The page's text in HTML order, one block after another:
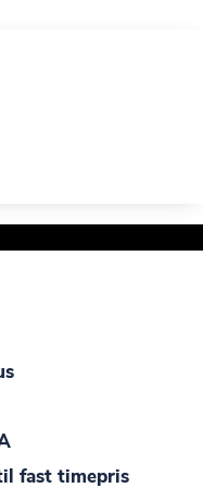
fast timepris